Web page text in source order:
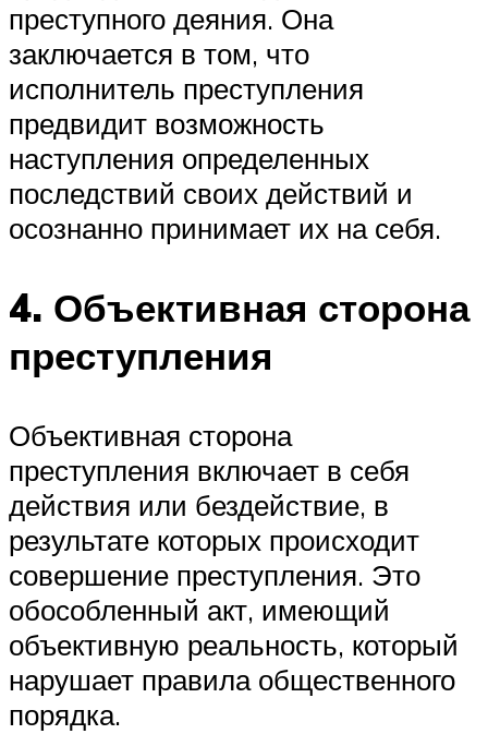
преступного деяния. Она
заключается в том, что
исполнитель преступления
предвидит возможность
наступления определенных
последствий своих действий и
осознанно принимает их на себя.
4. Объективная сторона
преступления
Объективная сторона
преступления включает в себя
действия или бездействие, в
результате которых происходит
совершение преступления. Это
обособленный акт, имеющий
объективную реальность, который
нарушает правила общественного
порядка.